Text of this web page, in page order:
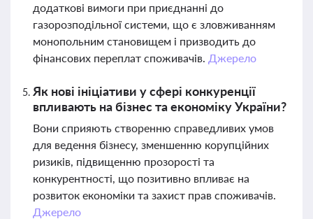
додаткові вимоги при приєднанні до
газорозподільної системи, що є зловживанням
монопольним становищем і призводить до
фінансових переплат споживачів. Джерело
Як нові ініціативи у сфері конкуренції
впливають на бізнес та економіку України?
Вони сприяють створенню справедливих умов
для ведення бізнесу, зменшенню корупційних
ризиків, підвищенню прозорості та
конкурентності, що позитивно впливає на
розвиток економіки та захист прав споживачів.
Джерело